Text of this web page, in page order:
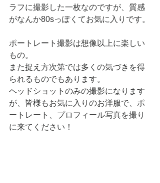
ラフに撮影した一枚なのですが、質感
がなんか80sっぽくてお気に入りです。
ポートレート撮影は想像以上に楽しい
もの。
また捉え方次第では多くの気づきを得
られるものでもあります。
ヘッドショットのみの撮影になります
が、皆様もお気に入りのお洋服で、ポ
ートレート、プロフィール写真を撮り
に来てください！